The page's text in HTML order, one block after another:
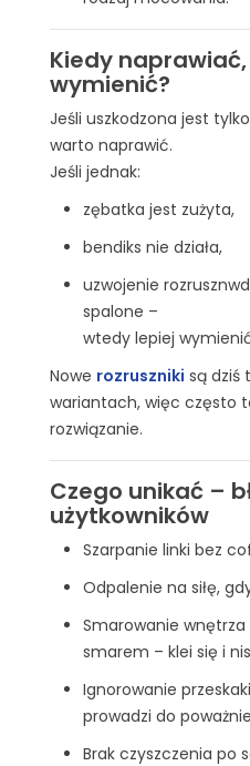
Kiedy
wymienić?
Jeśli uszkodzona jest
warto naprawić.
Jeśli jednak:
zębatka jest zużyta,
bendiks nie działa,
uzwojenie
spalone –
wtedy lepiej
Nowe rozruszniki są dziś
wariantach, więc często
rozwiązanie.
Czego unikać –
użytkowników
Szarpanie linki bez
Odpalenie na siłę,
Smarowanie
smarem – klei się i
Ignorowanie
prowadzi do
Brak czyszczenia po